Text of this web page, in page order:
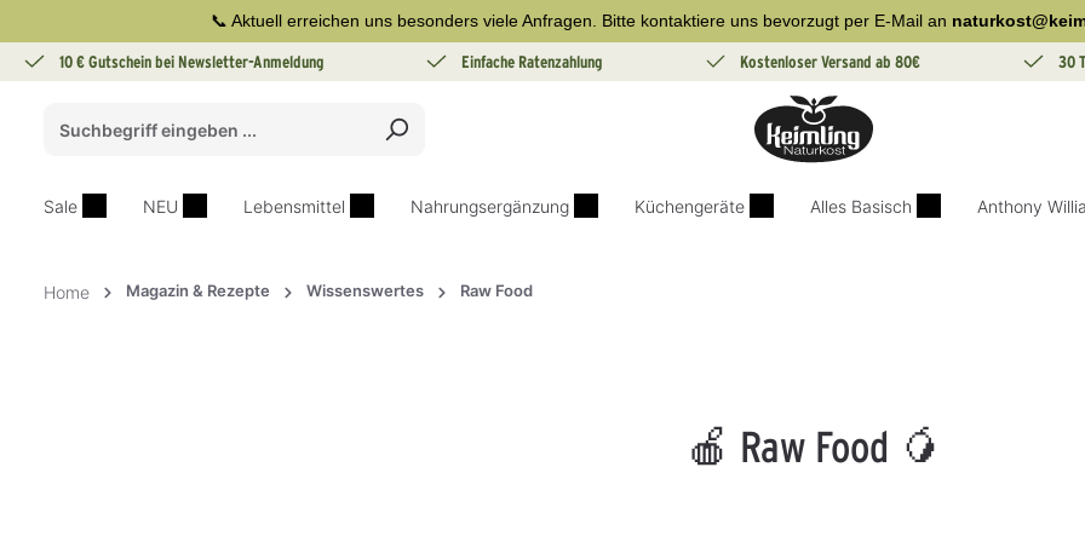
Zur Hauptnavigation springen📞 Aktuell erreichen uns besonders viele Anfragen. Bitte kontaktiere uns bevorzugt per E-Mail an
10 € Gutschein bei Newsletter-Anmeldung Einfache Ratenzahlung Kostenloser Versand ab 80€ 30
Sale NEU Lebensmittel Nahrungsergänzung Küchengeräte Alles Basisch Anthony
Home Magazin & Rezepte Wissenswertes Raw Food
🍎 Raw Food 🥭